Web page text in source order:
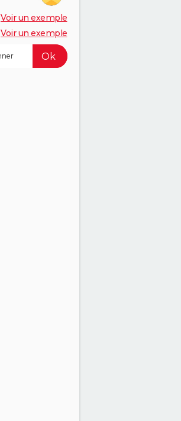
Voir un exemple
Voir un exemple